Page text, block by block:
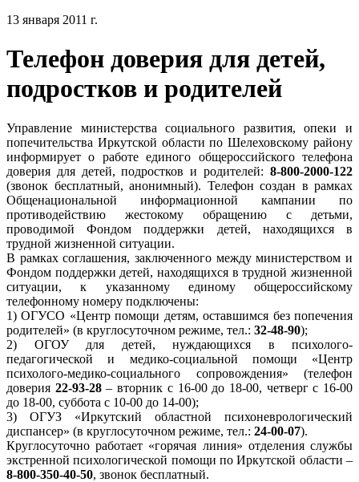
13 января 2011 г.
Телефон доверия для детей,
подростков и родителей
Управление министерства социального развития, опеки и
попечительства Иркутской области по Шелеховскому району
информирует о работе единого общероссийского телефона
доверия для детей, подростков и родителей: 8-800-2000-122
(звонок бесплатный, анонимный). Телефон создан в рамках
Общенациональной информационной кампании по
противодействию жестокому обращению с детьми,
проводимой Фондом поддержки детей, находящихся в
трудной жизненной ситуации.
В рамках соглашения, заключенного между министерством и
Фондом поддержки детей, находящихся в трудной жизненной
ситуации, к указанному единому общероссийскому
телефонному номеру подключены:
1) ОГУСО «Центр помощи детям, оставшимся без попечения
родителей» (в круглосуточном режиме, тел.: 32-48-90);
2) ОГОУ для детей, нуждающихся в психолого-
педагогической и медико-социальной помощи «Центр
психолого-медико-социального сопровождения» (телефон
доверия 22-93-28– вторник с 16-00 до 18-00, четверг с 16-00
до 18-00, суббота с 10-00 до 14-00);
3) ОГУЗ «Иркутский областной психоневрологический
диспансер» (в круглосуточном режиме, тел.: 24-00-07).
Круглосуточно работает «горячая линия» отделения службы
экстренной психологической помощи по Иркутской области –
8-800-350-40-50, звонок бесплатный.